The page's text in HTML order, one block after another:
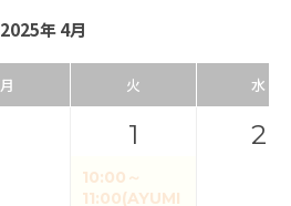
2025年 4月
月 火 水
1
10:00～
11:00(AYUMI
2